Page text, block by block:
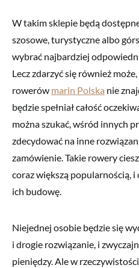
W takim sklepie będą
szosowe, turystyczne albo
wybrać najbardziej
Lecz zdarzyć się również
rowerów marin Polska nie
będzie spełniał całość
można szukać, wśród innych
zdecydować na inne
zamówienie. Takie rowery
coraz większą popularnością,
ich budowę.
Niejednej osobie będzie się
i drogie rozwiązanie, i
pieniędzy. Ale w